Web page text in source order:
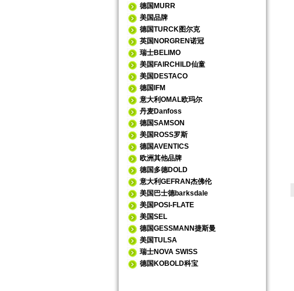
德国MURR
美国品牌
德国TURCK图尔克
英国NORGREN诺冠
瑞士BELIMO
美国FAIRCHILD仙童
美国DESTACO
德国IFM
意大利OMAL欧玛尔
丹麦Danfoss
德国SAMSON
美国ROSS罗斯
德国AVENTICS
欧洲其他品牌
德国多德DOLD
意大利GEFRAN杰佛伦
美国巴士德barksdale
美国POSI-FLATE
美国SEL
德国GESSMANN捷斯曼
美国TULSA
瑞士NOVA SWISS
德国KOBOLD科宝